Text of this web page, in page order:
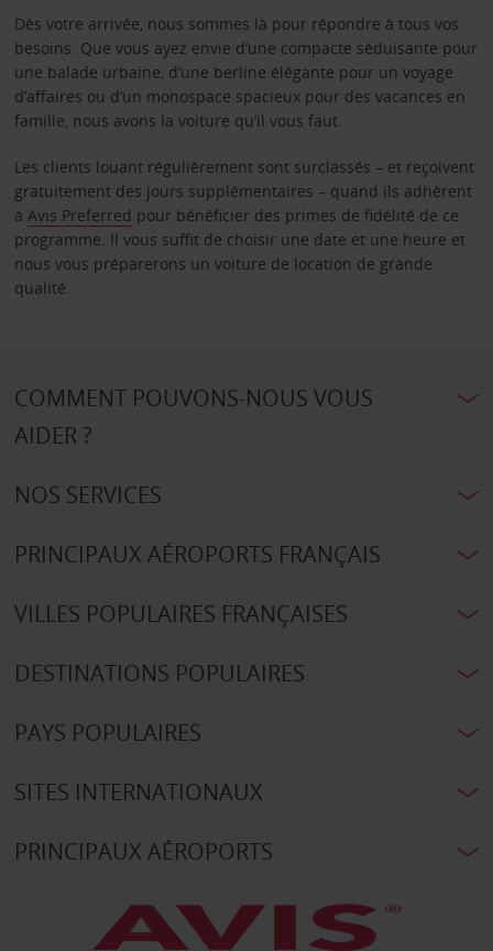
Dès votre arrivée, nous sommes là pour répondre à tous vos
besoins. Que vous ayez envie d’une compacte séduisante pour
une balade urbaine, d’une berline élégante pour un voyage
d’affaires ou d’un monospace spacieux pour des vacances en
famille, nous avons la voiture qu’il vous faut.
Les clients louant régulièrement sont surclassés – et reçoivent
gratuitement des jours supplémentaires – quand ils adhèrent
à Avis Preferred pour bénéficier des primes de fidélité de ce
programme. Il vous suffit de choisir une date et une heure et
nous vous préparerons un voiture de location de grande
qualité.
COMMENT POUVONS-NOUS VOUS
AIDER ?
NOS SERVICES
PRINCIPAUX AÉROPORTS FRANÇAIS
VILLES POPULAIRES FRANÇAISES
DESTINATIONS POPULAIRES
PAYS POPULAIRES
SITES INTERNATIONAUX
PRINCIPAUX AÉROPORTS